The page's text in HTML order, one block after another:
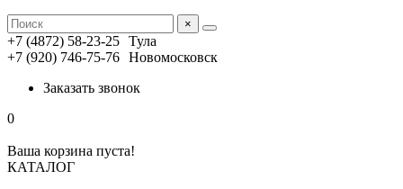
×
+7 (4872) 58-23-25 Тула
+7 (920) 746-75-76 Новомосковск
Заказать звонок
0
Ваша корзина пуста!
КАТАЛОГ